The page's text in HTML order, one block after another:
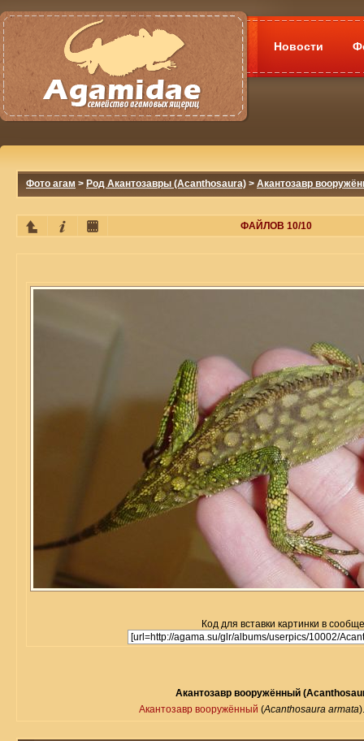
Новости
Фото агам > Род Акантозавры (Acanthosaura) > Акантозавр
ФАЙЛОВ 10/10
Код для вставки картинки в
Акантозавр вооружённый
Акантозавр вооружённый (Acanthosaura armata